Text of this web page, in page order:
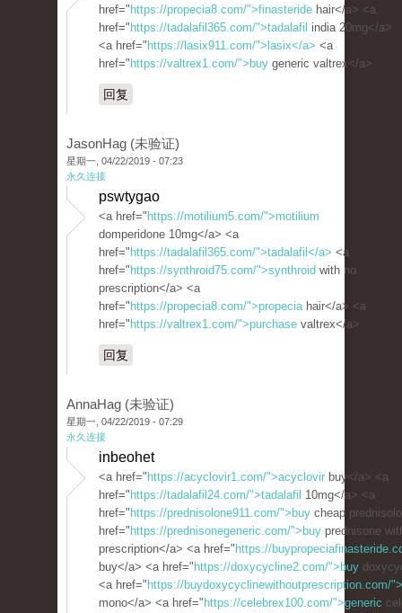
href=" https://propecia8.com/">finasteride hair</a> <a
href=" https://tadalafil365.com/">tadalafil india 20mg</a>
<a href=" https://lasix911.com/">lasix</a> <a
href=" https://valtrex1.com/">buy generic valtrex</a>
回复
JasonHag (未验证)
星期一, 04/22/2019 - 07:23
永久连接
pswtygao
<a href=" https://motilium5.com/">motilium
domperidone 10mg</a> <a
href=" https://tadalafil365.com/">tadalafil</a> <a
href=" https://synthroid75.com/">synthroid with no
prescription</a> <a
href=" https://propecia8.com/">propeciahair</a> <a
href=" https://valtrex1.com/">purchase valtrex</a>
回复
AnnaHag (未验证)
星期一, 04/22/2019 - 07:29
永久连接
inbeohet
<a href=" https://acyclovir1.com/">acyclovir buy</a> <a
href=" https://tadalafil24.com/">tadalafil 10mg</a> <a
href=" https://prednisolone911.com/">buy cheap
href=" https://prednisonegeneric.com/">buy prednisone
prescription</a> <a href=" https://
buy</a> <a href=" https://doxycycline2.com/">buy
<a href=" https://buydoxycyclinewithoutprescription.com/
mono</a> <a href=" https://celebrex100.com/">generic